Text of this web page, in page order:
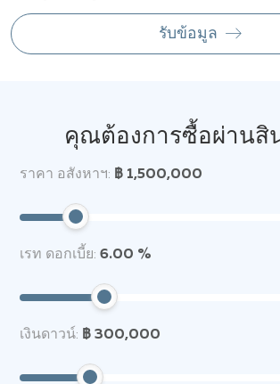
รับข้อมูล
คุณต้องการซื้อผ่านสิ
ราคา อสังหาฯ: ฿ 1,500,000
เรท ดอกเบี้ย: 6.00 %
เงินดาวน์: ฿ 300,000